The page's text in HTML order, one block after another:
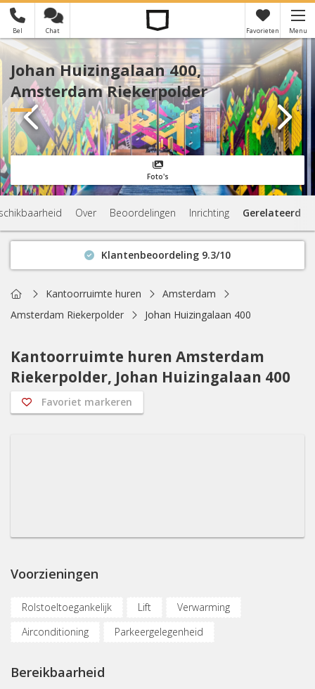
Bel Chat Favorieten Menu
Je hebt nog geen favorieten ×
Johan Huizingalaan 400,
Amsterdam Riekerpolder
Foto's
Over Beoordelingen Inrichting Gerelateerd
Klantenbeoordeling 9.3/10
Actuele beschikbaarheid
HomeKantoorruimte huren
Amsterdam
Amsterdam Riekerpolder
Johan Huizingalaan 400
Kantoorruimte huren Amsterdam
Riekerpolder, Johan Huizingalaan 400
Favoriet markeren
Voorzieningen
Rolstoeltoegankelijk Lift
Verwarming
Airconditioning
Parkeergelegenheid
Internetmogelijkheden
Bereikbaarheid